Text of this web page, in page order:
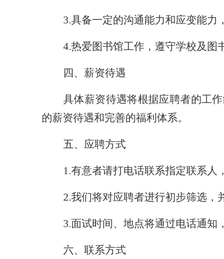
3.具备一定的沟通能力和应变能力
4.热爱图书馆工作 ， 遵守学校及 图
四、薪资待遇
具体薪资待遇将根据应聘者的工
的薪资待遇和完善的福利体系。
五、应聘方式
1.有意者请打电话联系指定联系人 ，
2.我们将对应聘者进行初步筛选，
3.面试时间、地点将通过电话通知
六、联系方式